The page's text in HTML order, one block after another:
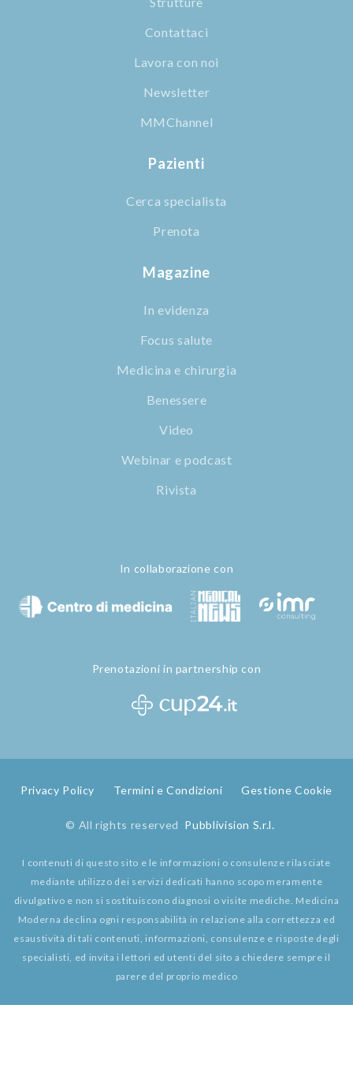
Contattaci
Lavora con noi
Newsletter
MMChannel
Pazienti
Cerca specialista
Prenota
Magazine
In evidenza
Focus salute
Medicina e chirurgia
Benessere
Video
Webinar e podcast
Rivista
In collaborazione con
Prenotazioni in partnership con
Privacy Policy Termini e Condizioni Gestione Cookie
© All rights reserved Pubblivision S.r.l.
I contenuti di questo sito e le informazioni o consulenze rilasciate
mediante utilizzo dei servizi dedicati hanno scopo meramente
divulgativo e non si sostituiscono diagnosi o visite mediche. Medicina
Moderna declina ogni responsabilità in relazione alla correttezza ed
esaustività di tali contenuti, informazioni, consulenze e risposte degli
specialisti, ed invita i lettori ed utenti del sito a chiedere sempre il
parere del proprio medico